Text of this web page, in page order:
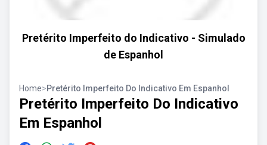
Pretérito Imperfeito do Indicativo - Simulado
de Espanhol
Home>Pretérito Imperfeito Do Indicativo Em Espanhol
Pretérito Imperfeito Do Indicativo
Em Espanhol